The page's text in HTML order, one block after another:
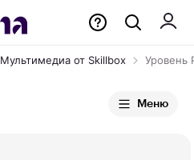
Мультимедиа от Skillbox Уровень
Меню